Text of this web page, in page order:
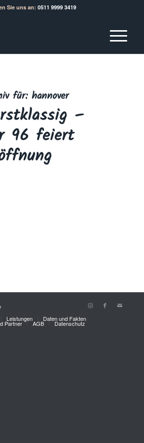
Sie uns an: 0511 9999 3419
für: hannover
–
96 feiert
Leistungen Daten und Fakten
Partner AGB Datenschutz